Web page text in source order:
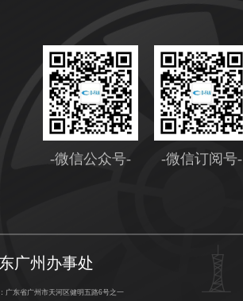
-微信公众号- -微信订阅号-
广州办事处
广东省广州市天河区健明五路6号之一